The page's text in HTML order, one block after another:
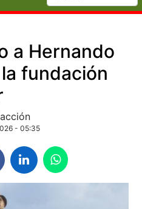
a Hernando
fundación
- 05:35